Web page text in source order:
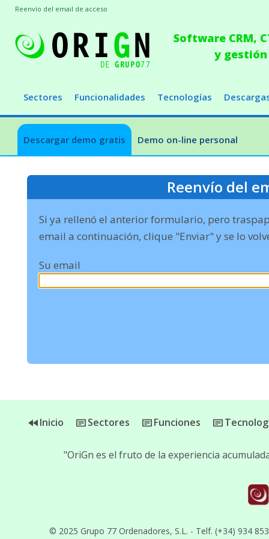
Software CRM,
y
Sectores Funcionalidades Tecnologías
Descargar demo gratis Demo on-line personal
Reenvío del email de acceso
Reenvío del
Si ya rellenó el anterior formulario, pero
email a continuación, clique "Enviar" y se lo
Su email
Inicio Sectores Funciones
© 2025 Grupo 77 Ordenadores, S.L. - Telf. (+34) 934
"OriGn es el fruto de la experiencia